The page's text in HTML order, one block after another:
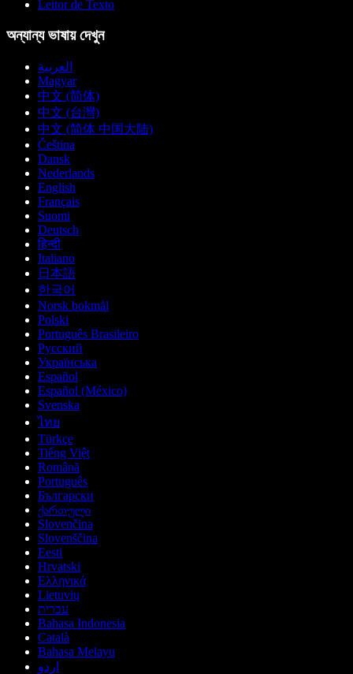
Leitor de Texto
অন্যান্য ভাষায় দেখুন
العربية
Magyar
中文 (简体)
中文 (台灣)
中文 (简体 中国大陆)
Čeština
Dansk
Nederlands
English
Français
Suomi
Deutsch
हिन्दी
Italiano
日本語
한국어
Norsk bokmål
Polski
Português Brasileiro
Русский
Українська
Español
Español (México)
Svenska
ไทย
Türkçe
Tiếng Việt
Română
Português
Български
ქართული
Slovenčina
Slovenščina
Eesti
Hrvatski
Ελληνικά
Lietuvių
עברית
Bahasa Indonesia
Català
Bahasa Melayu
اردو